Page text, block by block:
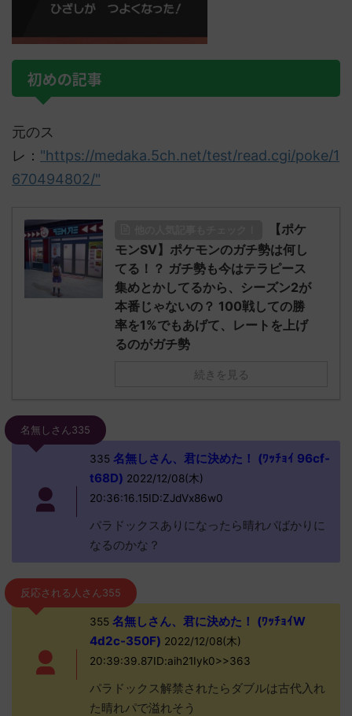
初めの記事
元のス
レ： "https://medaka.5ch.net/test/read.cgi/poke/1
670494802/"
【ポケ
モンSV】ポケモンのガチ勢は何し
てる！？ ガチ勢も今はテラピース
集めとかしてるから、シーズン2が
本番じゃないの？ 100戦しての勝
率を1%でもあげて、レートを上げ
るのがガチ勢
続きを見る
名無しさん335
335名無しさん、君に決めた！ (ﾜｯﾁｮｲ 96cf-
t68D) 2022/12/08(木)
20:36:16.15ID:ZJdVx86w0
パラドックスありになったら晴れパばかりに
なるのかな？
反応される人さん355
355名無しさん、君に決めた！ (ﾜｯﾁｮｲW
4d2c-350F) 2022/12/08(木)
20:39:39.87ID:aih21Iyk0>>363
パラドックス解禁されたらダブルは古代入れ
た晴れパで溢れそう